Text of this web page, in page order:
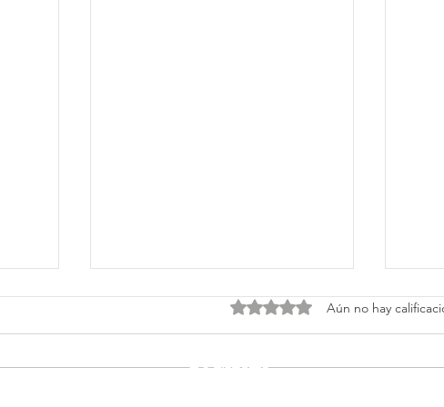
Obtuvo 0 de 5 estrellas.
Aún no hay